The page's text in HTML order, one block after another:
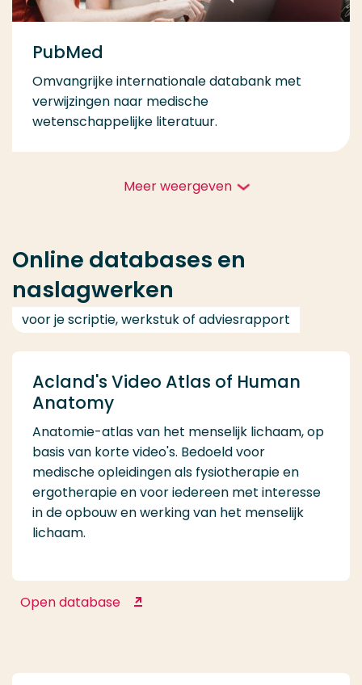
PubMed
Omvangrijke internationale databank met
verwijzingen naar medische
wetenschappelijke literatuur.
Meer weergeven
Online databases en
naslagwerken
voor je scriptie, werkstuk of adviesrapport
Acland's Video Atlas of Human
Anatomy
Anatomie-atlas van het menselijk lichaam, op
basis van korte video's. Bedoeld voor
medische opleidingen als fysiotherapie en
ergotherapie en voor iedereen met interesse
in de opbouw en werking van het menselijk
lichaam.
Open database
Acland's Video Atlas of Human